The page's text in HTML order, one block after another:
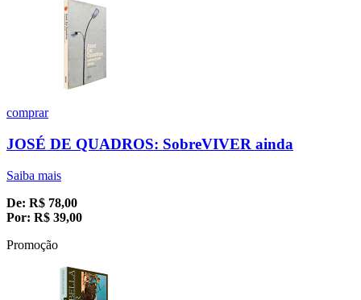
comprar
JOSÉ DE QUADROS: SobreVIVER ainda
Saiba mais
De: R$ 78,00
Por: R$ 39,00
Promoção